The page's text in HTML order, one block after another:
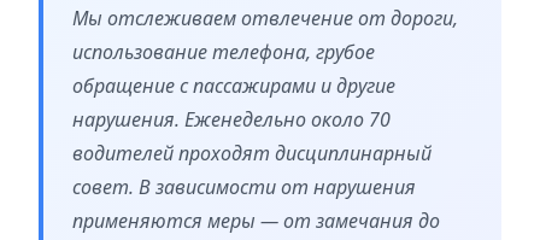
Мы отслеживаем отвлечение от дороги,
использование телефона, грубое
обращение с пассажирами и другие
нарушения. Еженедельно около 70
водителей проходят дисциплинарный
совет. В зависимости от нарушения
применяются меры — от замечания до